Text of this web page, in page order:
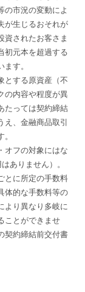
の市況の変動によ
が生じるおそれが
資されたお客さま
初元本を超過する
す。
とする原資産（不
の内容や程度が異
たっては契約締結
、金融商品取引
オフの対象にはな
ありません）。
とに所定の手数料
体的な手数料等の
より異なり多岐に
ことができませ
契約締結前交付書